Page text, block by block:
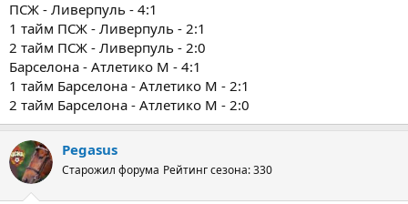
ПСЖ - Ливерпуль - 4:1
1 тайм ПСЖ - Ливерпуль - 2:1
2 тайм ПСЖ - Ливерпуль - 2:0
Барселона - Атлетико М - 4:1
1 тайм Барселона - Атлетико М - 2:1
2 тайм Барселона - Атлетико М - 2:0
Pegasus
Старожил форума Рейтинг сезона: 330